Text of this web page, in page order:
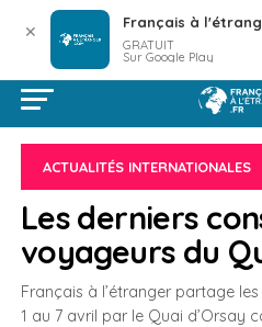
ACTUALITÉS INTERNATIONALES
Les derniers
voyageurs du
Français à l’étranger partage
1 au 7 avril par le Quai d’Orsay
✕ Français à
GRATUIT
Sur Google Play